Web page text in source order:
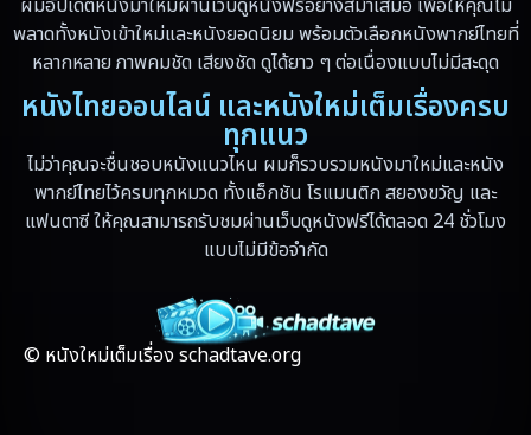
Family ครอบครัว
Fantasy จินตนาการ (89)
Fantasy แฟนตาซี (4)
Gothic
ผมอัปเดตหนังมาใหม่ผ่านเว็บดูหนังฟรีอย่างสม่ำเสมอ เพื่อให้คุณไม่
พลาดทั้งหนังเข้าใหม่และหนังยอดนิยม พร้อมตัวเลือกหนังพากย์ไทยที่
หลากหลาย ภาพคมชัด เสียงชัด ดูได้ยาว ๆ ต่อเนื่องแบบไม่มีสะดุด
หนังไทยออนไลน์ และหนังใหม่เต็มเรื่องครบ
ทุกแนว
ไม่ว่าคุณจะชื่นชอบหนังแนวไหน ผมก็รวบรวมหนังมาใหม่และหนัง
พากย์ไทยไว้ครบทุกหมวด ทั้งแอ็กชัน โรแมนติก สยองขวัญ และ
แฟนตาซี ให้คุณสามารถรับชมผ่านเว็บดูหนังฟรีได้ตลอด 24 ชั่วโมง
แบบไม่มีข้อจำกัด
© หนังใหม่เต็มเรื่อง schadtave.org